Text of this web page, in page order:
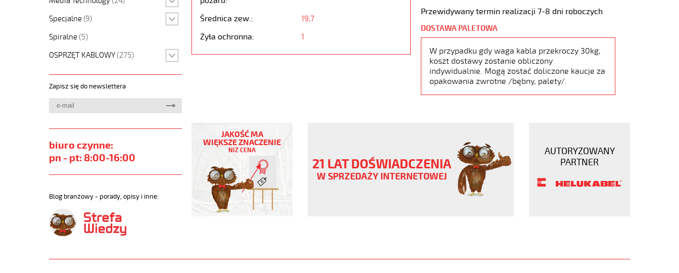
Specjalne (9)
Spiralne (5)
OSPRZĘT KABLOWY (275)
Zapisz się do newslettera
biuro czynne:
pn - pt: 8:00-16:00
Blog branżowy - porady, opisy i inne:
Średnica zew.:
19,7
Żyła ochronna:
1
Przewidywany termin realizacji 7-8 dni roboczych
DOSTAWA PALETOWA
W przypadku gdy waga kabla przekroczy 30kg,
koszt dostawy zostanie obliczony
indywidualnie. Mogą zostać doliczone kaucje za
opakowania zwrotne /bębny, palety/.
4G16
Przewód
300/500V
szary,
bezhalogenowy
https://www.static.helukabel-
sklep.pl/upload/galleries/products/1901-
500-
JAKOŚĆ MA
WIĘKSZE ZNACZENIE
NIŻ CENA
21 LAT DOŚWIADCZENIA
W SPRZEDAŻY INTERNETOWEJ
AUTORYZOWANY
PARTNER